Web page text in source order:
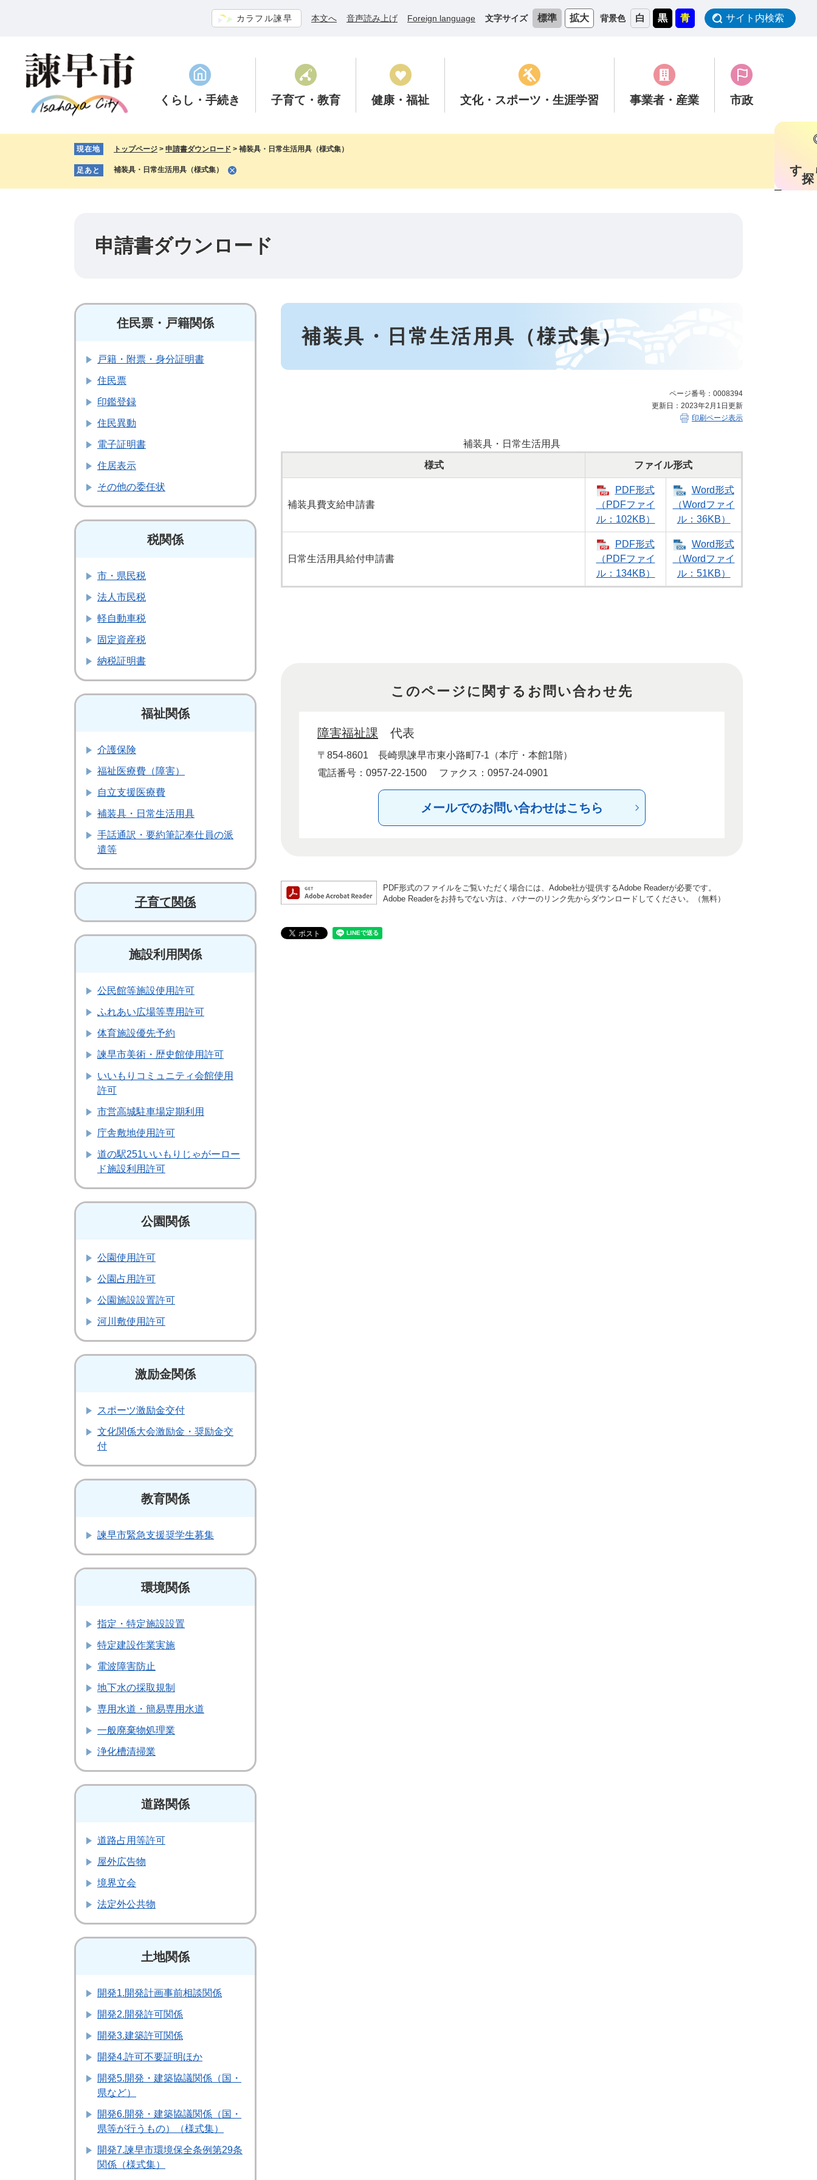
カラフル諫早 本文へ 音声読み上げ Foreign language 文字サイズ 標準 拡大 背景色 白 黒 青 サイト内検索
くらし ・手続き 子育て ・教育 健康 ・福祉 文化・スポーツ ・生涯学習 事業者 ・産業 市政
す
現在地 トップページ > 申請書ダウンロード > 補装具・日常生活用具（様式集）
足あと 補装具・日常生活用具（様式集）
申請書ダウンロード
本
補装具・日常生活用具（様式集）
ページ番号：0008394
更新日：2023年2月1日更新
印刷ページ表示
補装具・日常生活用具
様式 ファイル形式
補装具費支給申請書
PDF形式
（PDFファイ
ル：102KB）
Word形式
（Wordファイ
ル：36KB）
日常生活用具給付申請書
PDF形式
（PDFファイ
ル：134KB）
Word形式
（Wordファイ
ル：51KB）
このページに関するお問い合わせ先
障害福祉課 代表
〒854-8601
長崎県諫早市東小路町7-1（本庁・本館1階）
電話番号：0957-22-1500
ファクス：0957-24-0901
メールでのお問い合わせはこちら
PDF形式のファイルをご覧いただく場合には、Adobe社が提供するAdobe Readerが必要です。
Adobe Readerをお持ちでない方は、バナーのリンク先からダウンロードしてください。（無料）
住民票・戸籍関係
戸籍・附票・身分証明書
住民票
印鑑登録
住民異動
電子証明書
住居表示
その他の委任状
税関係
市・県民税
法人市民税
軽自動車税
固定資産税
納税証明書
福祉関係
介護保険
福祉医療費（障害）
自立支援医療費
補装具・日常生活用具
手話通訳・要約筆記奉仕員の派
遣等
子育て関係
施設利用関係
公民館等施設使用許可
ふれあい広場等専用許可
体育施設優先予約
諫早市美術・歴史館使用許可
いいもりコミュニティ会館使用
許可
市営高城駐車場定期利用
庁舎敷地使用許可
道の駅251いいもりじゃがーロー
ド施設利用許可
公園関係
公園使用許可
公園占用許可
公園施設設置許可
河川敷使用許可
激励金関係
スポーツ激励金交付
文化関係大会激励金・奨励金交
付
教育関係
諫早市緊急支援奨学生募集
環境関係
指定・特定施設設置
特定建設作業実施
電波障害防止
地下水の採取規制
専用水道・簡易専用水道
一般廃棄物処理業
浄化槽清掃業
道路関係
道路占用等許可
屋外広告物
境界立会
法定外公共物
土地関係
開発1.開発計画事前相談関係
開発2.開発許可関係
開発3.建築許可関係
開発4.許可不要証明ほか
開発5.開発・建築協議関係（国・
県など）
開発6.開発・建築協議関係（国・
県等が行うもの）（様式集）
開発7.諫早市環境保全条例第29条
関係（様式集）